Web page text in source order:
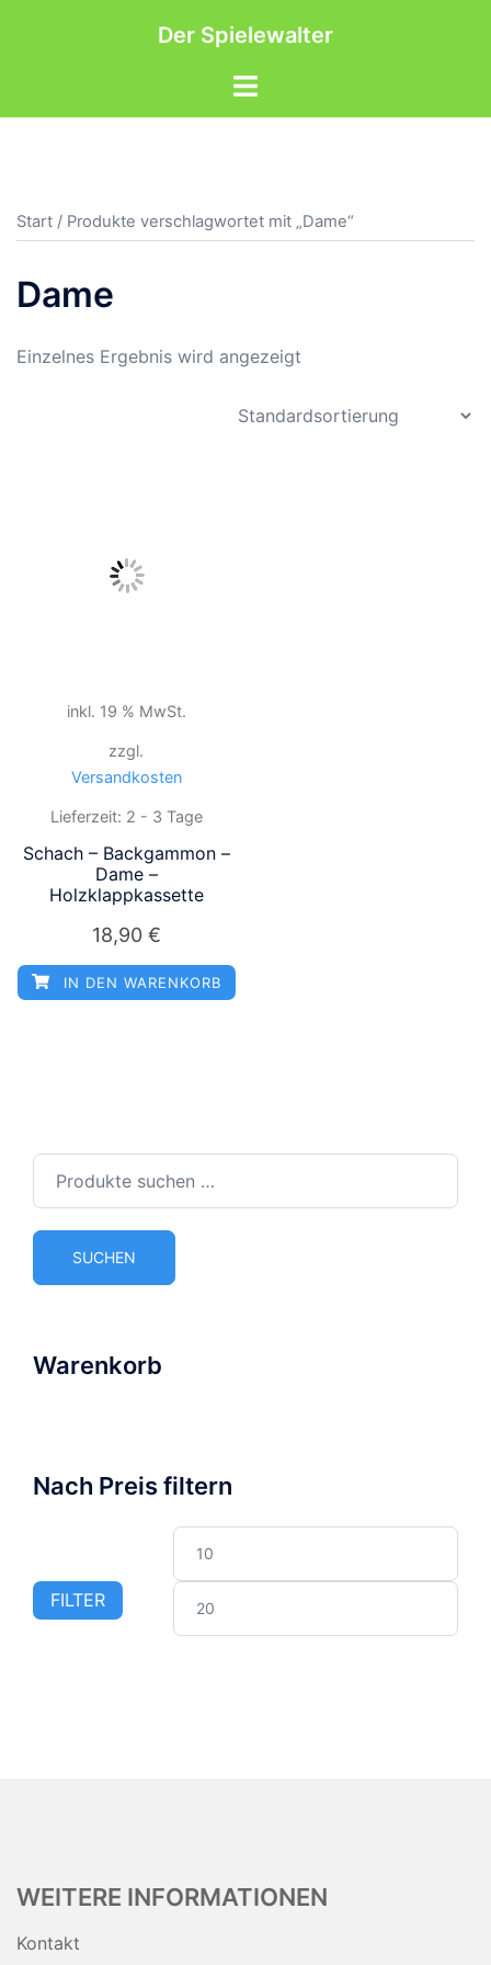
Der Spielewalter
Menü
Start / Produkte verschlagwortet mit „Dame“
Dame
Einzelnes Ergebnis wird angezeigt
inkl. 19 % MwSt.
zzgl.
Versandkosten
Lieferzeit: 2 - 3 Tage
Schach – Backgammon –
Dame –
Holzklappkassette
18,90 €
IN DEN WARENKORB
nach:
SUCHEN
Warenkorb
Nach Preis filtern
Preis
Preis
FILTER
WEITERE INFORMATIONEN
Kontakt